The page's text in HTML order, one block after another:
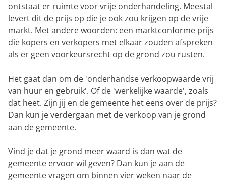
ontstaat er ruimte voor vrije onderhandeling. Meestal
levert dit de prijs op die je ook zou krijgen op de vrije
markt. Met andere woorden: een marktconforme prijs
die kopers en verkopers met elkaar zouden afspreken
als er geen voorkeursrecht op de grond zou rusten.
Het gaat dan om de 'onderhandse verkoopwaarde vrij
van huur en gebruik'. Of de 'werkelijke waarde', zoals
dat heet. Zijn jij en de gemeente het eens over de prijs?
Dan kun je verdergaan met de verkoop van je grond
aan de gemeente.
Vind je dat je grond meer waard is dan wat de
gemeente ervoor wil geven? Dan kun je aan de
gemeente vragen om binnen vier weken naar de